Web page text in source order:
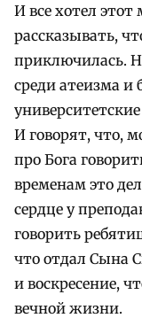
И все хотел
рассказывать,
приключилась.
среди атеизма и
И говорят, что,
про Бога
временам это
сердце у
говорить
что отдал Сына
и воскресение,
вечной жизни.